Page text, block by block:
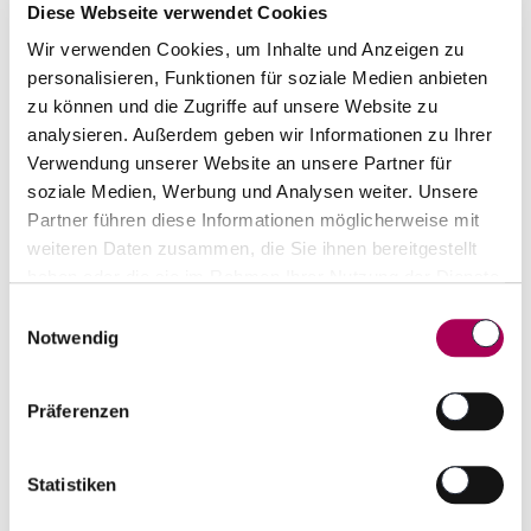
Diese Webseite verwendet Cookies
Wir verwenden Cookies, um Inhalte und Anzeigen zu
personalisieren, Funktionen für soziale Medien anbieten
zu können und die Zugriffe auf unsere Website zu
analysieren. Außerdem geben wir Informationen zu Ihrer
Verwendung unserer Website an unsere Partner für
soziale Medien, Werbung und Analysen weiter. Unsere
Partner führen diese Informationen möglicherweise mit
weiteren Daten zusammen, die Sie ihnen bereitgestellt
Notwendig
Präferenzen
Statistiken
Anzahl
hinzufügen
In den Warenkorb
Laphroaig Elements 3.0 Scotch Single Malt Whisky